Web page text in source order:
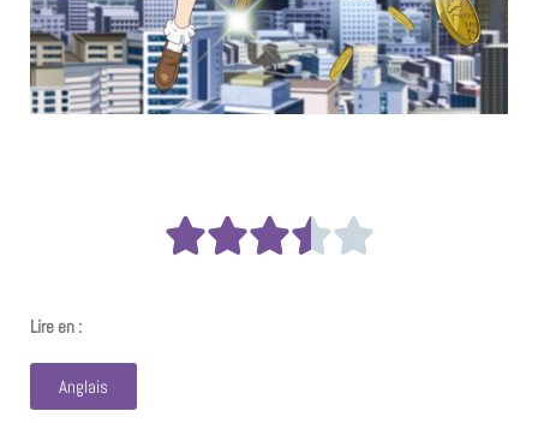
Lire en :
Anglais